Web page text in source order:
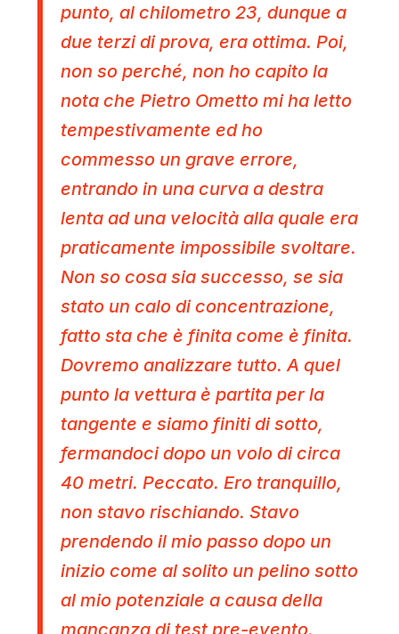
punto, al chilometro 23, dunque a
due terzi di prova, era ottima. Poi,
non so perché, non ho capito la
nota che Pietro Ometto mi ha letto
tempestivamente ed ho
commesso un grave errore,
entrando in una curva a destra
lenta ad una velocità alla quale era
praticamente impossibile svoltare.
Non so cosa sia successo, se sia
stato un calo di concentrazione,
fatto sta che è finita come è finita.
Dovremo analizzare tutto. A quel
punto la vettura è partita per la
tangente e siamo finiti di sotto,
fermandoci dopo un volo di circa
40 metri. Peccato. Ero tranquillo,
non stavo rischiando. Stavo
prendendo il mio passo dopo un
inizio come al solito un pelino sotto
al mio potenziale a causa della